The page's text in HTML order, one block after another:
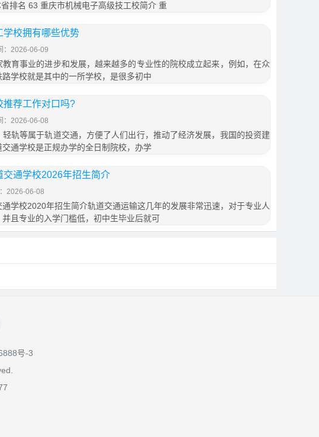
排名 63 重庆市机械电子高级技工校简介 重
学校拥有哪些优势
：2026-06-09
教育事业的进步和发展，越来越多的专业性的院校成立起来，例如，在众
学校就是其中的一所学校，是很多初中
推荐工作对口吗?
：2026-06-08
轨等属于轨道交通，方便了人们出行，推动了经济发展，我国的投资建
通学校是正规办学的全日制院校，办学
交通学校2026年招生简介
2026-06-08
学校2020年招生简介轨道交通运输这几年的发展非常迅速，对于专业人
且专业的入学门槛低，初中生毕业后就可
号-3